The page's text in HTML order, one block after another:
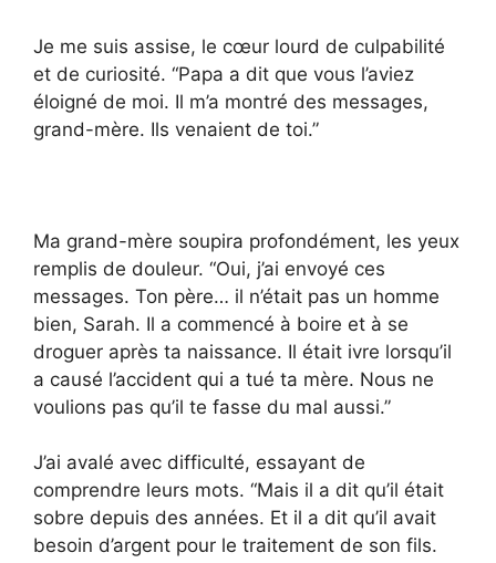
Je me suis assise, le cœur lourd de culpabilité
et de curiosité. “Papa a dit que vous l’aviez
éloigné de moi. Il m’a montré des messages,
grand-mère. Ils venaient de toi.”
Ma grand-mère soupira profondément, les yeux
remplis de douleur. “Oui, j’ai envoyé ces
messages. Ton père… il n’était pas un homme
bien, Sarah. Il a commencé à boire et à se
droguer après ta naissance. Il était ivre lorsqu’il
a causé l’accident qui a tué ta mère. Nous ne
voulions pas qu’il te fasse du mal aussi.”
J’ai avalé avec difficulté, essayant de
comprendre leurs mots. “Mais il a dit qu’il était
sobre depuis des années. Et il a dit qu’il avait
besoin d’argent pour le traitement de son fils.